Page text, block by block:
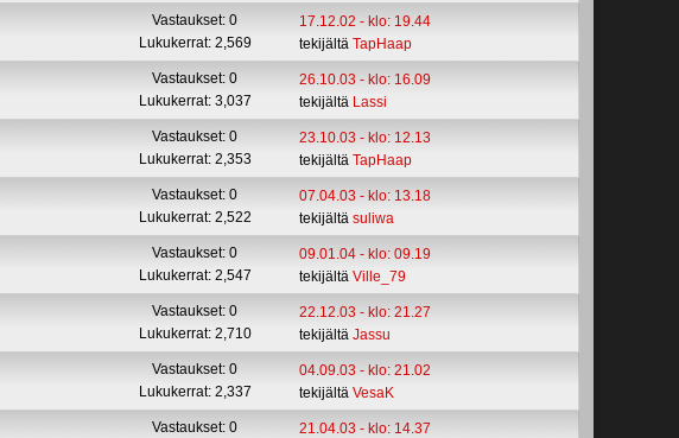
Vastaukset: 0
Lukukerrat: 2,569
17.12.02 - klo: 19.44
tekijältäTapHaap
Vastaukset: 0
Lukukerrat: 3,037
26.10.03 - klo: 16.09
tekijältä Lassi
Vastaukset: 0
Lukukerrat: 2,353
23.10.03 - klo: 12.13
tekijältäTapHaap
Vastaukset: 0
Lukukerrat: 2,522
07.04.03 - klo: 13.18
tekijältäsuliwa
Vastaukset: 0
Lukukerrat: 2,547
09.01.04 - klo: 09.19
tekijältäVille_79
Vastaukset: 0
Lukukerrat: 2,710
22.12.03 - klo: 21.27
tekijältäJassu
Vastaukset: 0
Lukukerrat: 2,337
04.09.03 - klo: 21.02
tekijältäVesaK
Vastaukset: 0
21.04.03 - klo: 14.37